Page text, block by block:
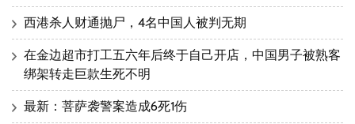
西港杀人财通抛尸，4名中国人被判无期
在金边超市打工五六年后终于自己开店，中国男子被熟客
绑架转走巨款生死不明
最新：菩萨袭警案造成6死1伤